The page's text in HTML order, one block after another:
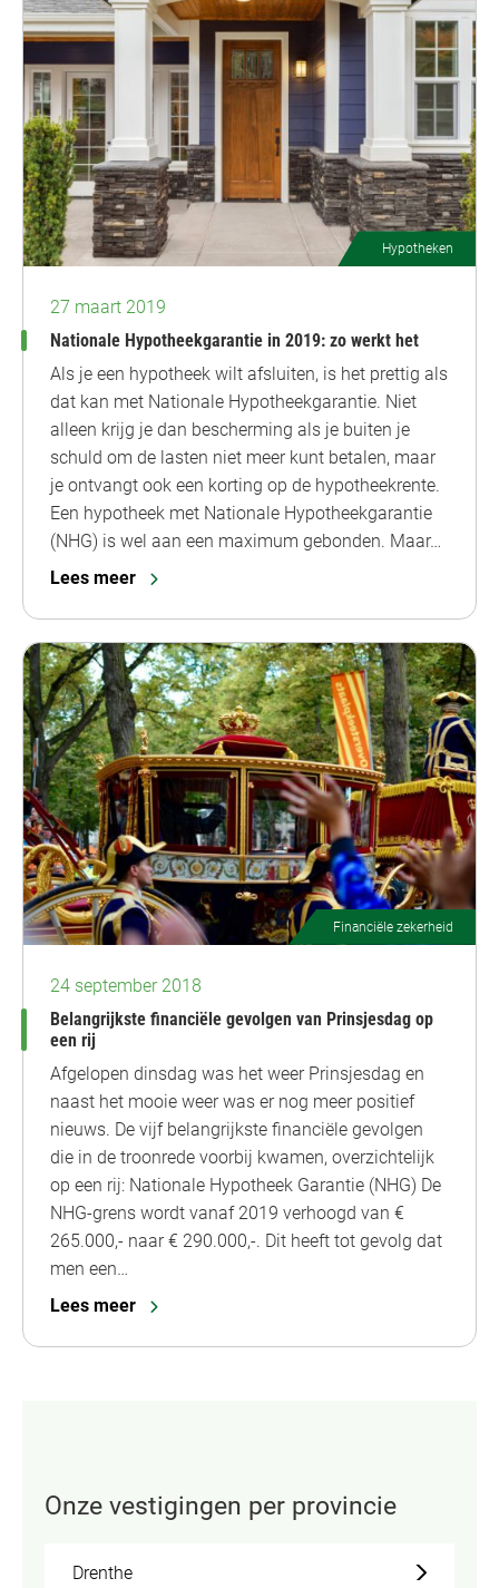
Hypotheken
27 maart 2019
Nationale Hypotheekgarantie in 2019: zo werkt het
Als je een hypotheek wilt afsluiten, is het prettig als
dat kan met Nationale Hypotheekgarantie. Niet
alleen krijg je dan bescherming als je buiten je
schuld om de lasten niet meer kunt betalen, maar
je ontvangt ook een korting op de hypotheekrente.
Een hypotheek met Nationale Hypotheekgarantie
(NHG) is wel aan een maximum gebonden. Maar…
Lees meer
Financiële zekerheid
24 september 2018
Belangrijkste financiële gevolgen van Prinsjesdag op
een rij
Afgelopen dinsdag was het weer Prinsjesdag en
naast het mooie weer was er nog meer positief
nieuws. De vijf belangrijkste financiële gevolgen
die in de troonrede voorbij kwamen, overzichtelijk
op een rij: Nationale Hypotheek Garantie (NHG) De
NHG-grens wordt vanaf 2019 verhoogd van €
265.000,- naar € 290.000,-. Dit heeft tot gevolg dat
men een…
Lees meer
Onze vestigingen per provincie
Drenthe